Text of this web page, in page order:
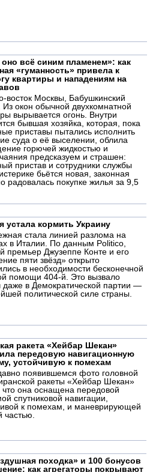
всё синим пламенем»: как
«гуманность» привела к
квартиры и нападениям на
восток Москвы, Бабушкинский
Из окон обычной двухкомнатной
вырывается огонь. Внутри
бывшая хозяйка, которая, пока
приставы пытались исполнить
суда о её выселении, облила
горючей жидкостью и
предсказуем и страшен:
пристав и сотрудники службы
бьётся новая, законная
радовалась покупке жилья за 9,5
устала кормить Украину
стала линией разлома на
в Италии. По данным Politico,
премьер Джузеппе Конте и его
пяти звёзд» открыто
в необходимости бесконечной
помощи 404-й. Это вызвало
даже в Демократической партии —
политической силе страны.
ракета «Хейбар Шекан»
передовую навигационную
устойчивую к помехам
появившемся фото головной
ракеты «Хейбар Шекан»
что она оснащена передовой
спутниковой навигации,
к помехам, и маневрирующей
частью.
походка» и 100 бонусов
как агрегаторы покрывают